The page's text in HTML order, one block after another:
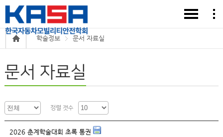
학술정보 문서 자료실
문서 자료실
정렬 갯수
2026 춘계학술대회 초록 통권